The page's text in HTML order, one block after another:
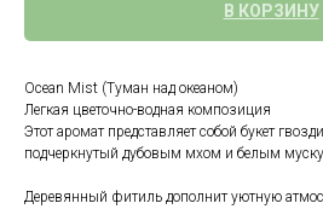
В КОРЗИНУ
Ocean Mist (Туман над океаном)
Легкая цветочно-водная композиция
Этот аромат представляет собой букет
подчеркнутый дубовым мхом и белым
Деревянный фитиль дополнит уютную